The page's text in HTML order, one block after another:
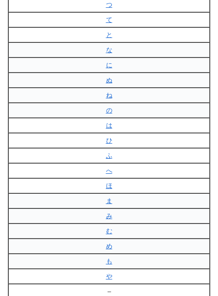
つ
て
と
な
に
ぬ
ね
の
は
ひ
ふ
へ
ほ
ま
み
む
め
も
や
–